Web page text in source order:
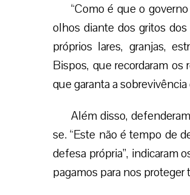
“Como é que o
olhos diante dos gritos
próprios lares, granjas,
Bispos, que recordaram os
que garanta a
Além disso,
se. “Este não é tempo de
defesa própria”, indicaram
pagamos para nos